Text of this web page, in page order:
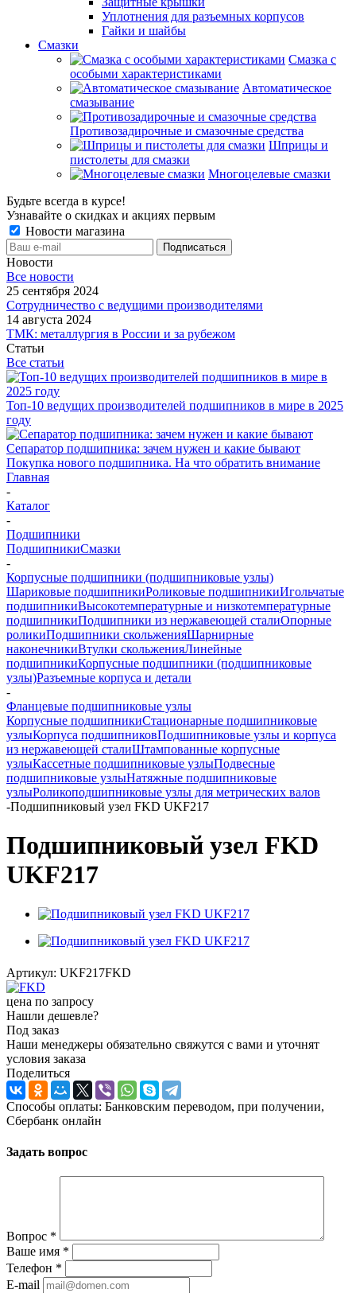
Уплотнения для разъемных корпусов
Гайки и шайбы
Смазки
Смазка с
особыми характеристиками
Автоматическое
смазывание
Противозадирочные и смазочные средства
Шприцы и
пистолеты для смазки
Многоцелевые смазки
Будьте всегда в курсе!
Узнавайте о скидках и акциях первым
Новости магазина
Новости
Все новости
25 сентября 2024
Сотрудничество с ведущими производителями
14 августа 2024
ТМК: металлургия в России и за рубежом
Статьи
Все статьи
Топ-10 ведущих производителей подшипников в мире в 2025
году
Сепаратор подшипника: зачем нужен и какие бывают
Покупка нового подшипника. На что обратить внимание
Главная
-
Каталог
-
Подшипники
ПодшипникиСмазки
-
Корпусные подшипники (подшипниковые узлы)
Шариковые подшипникиРоликовые подшипникиИгольчатые
подшипникиВысокотемпературные и низкотемпературные
подшипникиПодшипники из нержавеющей сталиОпорные
роликиПодшипники скольженияШарнирные
наконечникиВтулки скольженияЛинейные
подшипникиКорпусные подшипники (подшипниковые
узлы)Разъемные корпуса и детали
-
Фланцевые подшипниковые узлы
Корпусные подшипникиСтационарные подшипниковые
узлыКорпуса подшипниковПодшипниковые узлы и корпуса
из нержавеющей сталиШтампованные корпусные
узлыКассетные подшипниковые узлыПодвесные
подшипниковые узлыНатяжные подшипниковые
узлыРоликоподшипниковые узлы для метрических валов
-Подшипниковый узел FKD UKF217
Подшипниковый узел FKD
UKF217
Артикул: UKF217FKD
цена по запросу
Нашли дешевле?
Под заказ
Наши менеджеры обязательно свяжутся с вами и уточнят
условия заказа
Поделиться
Способы оплаты: Банковским переводом, при получении,
Сбербанк онлайн
Задать вопрос
Вопрос *
Ваше имя *
Телефон *
E-mail